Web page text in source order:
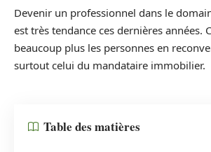
Devenir un professionnel dans le
est très tendance ces dernières années.
beaucoup plus les personnes en
surtout celui du mandataire immobilier.
Table des matières